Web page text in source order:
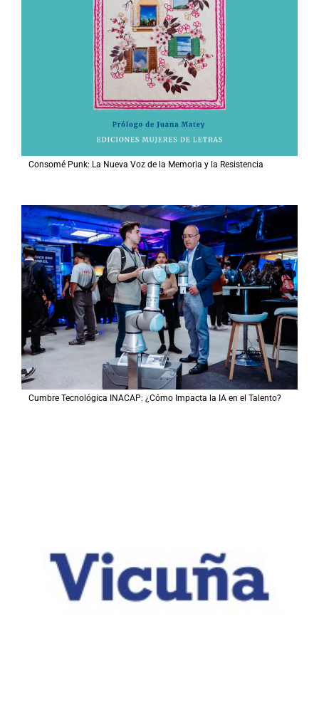
Consomé Punk: La Nueva Voz de la Memoria y la Resistencia
Cumbre Tecnológica INACAP: ¿Cómo Impacta la IA en el Talento?